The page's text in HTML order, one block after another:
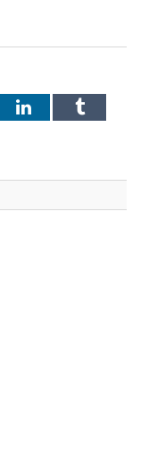
LinkedInTumblr